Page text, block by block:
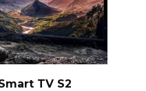
TV S2